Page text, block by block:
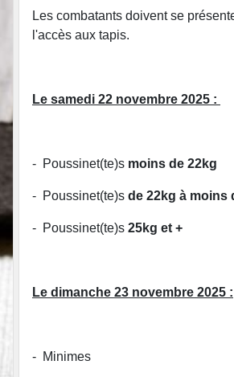
Les combatants doivent se
l'accès aux tapis.
Le samedi 22 novembre 2025 :
Né(e)s en
- Poussinet(te)s moins de 22kg
- Poussinet(te)s de 22kg à moins
- Poussinet(te)s 25kg et +
Le dimanche 23 novembre 2025 :
Né(e)s en
- Minimes